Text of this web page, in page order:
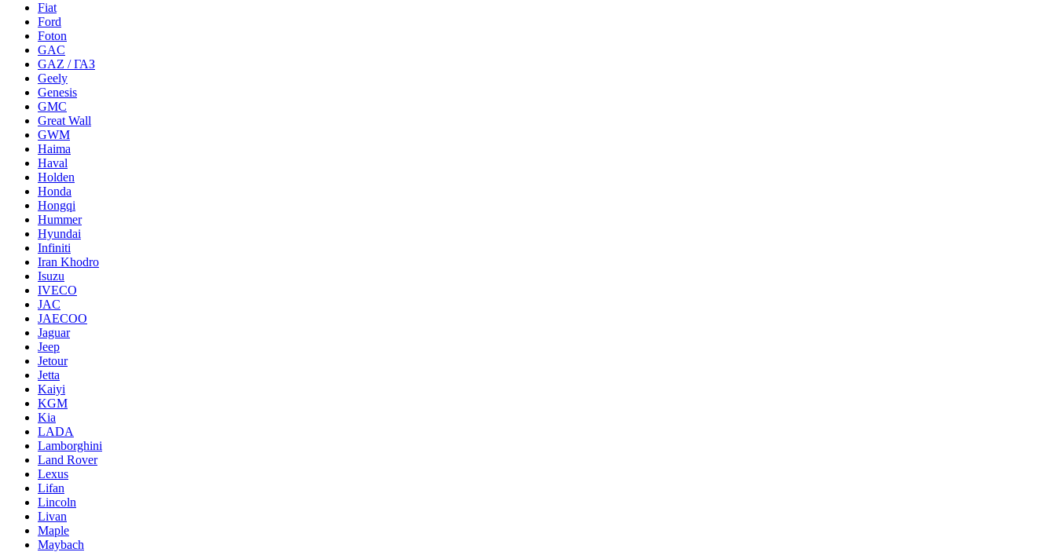
Fiat
Ford
Foton
GAC
GAZ / ГАЗ
Geely
Genesis
GMC
Great Wall
GWM
Haima
Haval
Holden
Honda
Hongqi
Hummer
Hyundai
Infiniti
Iran Khodro
Isuzu
IVECO
JAC
JAECOO
Jaguar
Jeep
Jetour
Jetta
Kaiyi
KGM
Kia
LADA
Lamborghini
Land Rover
Lexus
Lifan
Lincoln
Livan
Maple
Maybach